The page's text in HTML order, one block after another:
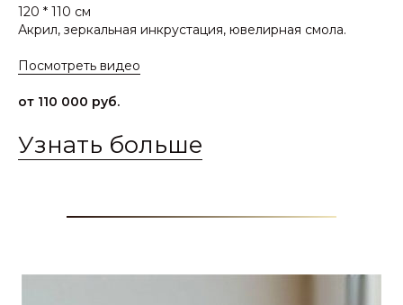
120 * 110 см
Акрил, зеркальная инкрустация, ювелирная смола.
Посмотреть видео
от 110 000 руб.
Узнать больше